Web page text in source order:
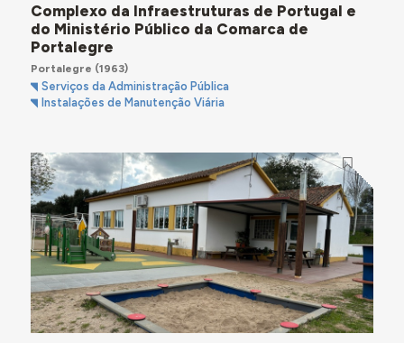
Complexo da Infraestruturas de Portugal e
do Ministério Público da Comarca de
Portalegre
Portalegre (1963)
Serviços da Administração Pública
Instalações de Manutenção Viária